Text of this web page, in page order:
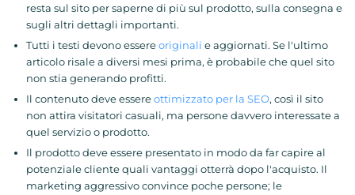
resta sul sito per saperne di più sul prodotto, sulla consegna e
sugli altri dettagli importanti.
Tutti i testi devono essereoriginali e aggiornati. Se l'ultimo
articolo risale a diversi mesi prima, è probabile che quel sito
non stia generando profitti.
Il contenuto deve essereottimizzato per la SEO, così il sito
non attira visitatori casuali, ma persone davvero interessate a
quel servizio o prodotto.
Il prodotto deve essere presentato in modo da far capire al
potenziale cliente quali vantaggi otterrà dopo l'acquisto. Il
marketing aggressivo convince poche persone; le